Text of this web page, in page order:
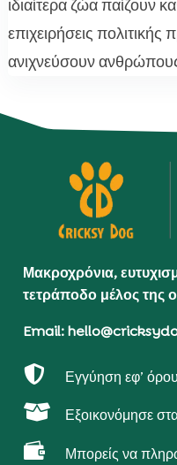
ιδιαίτερα ζώα παίζουν
επιχειρήσεις
ανιχνεύσουν
Μακροχρόνια,
τετράποδο μέλος της
Email:
 Εγγύηση εφ’
 Εξοικονόμησε
 Μπορείς να